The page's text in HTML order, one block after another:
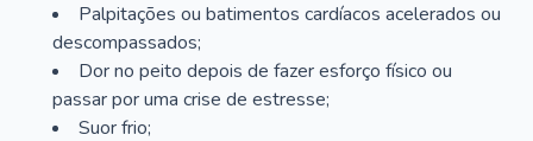
Palpitações ou batimentos cardíacos acelerados ou
descompassados;
Dor no peito depois de fazer esforço físico ou
passar por uma crise de estresse;
Suor frio;